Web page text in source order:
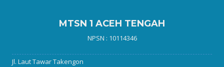
MTSN 1 ACEH TENGAH
NPSN : 10114346
Jl. Laut Tawar Takengon